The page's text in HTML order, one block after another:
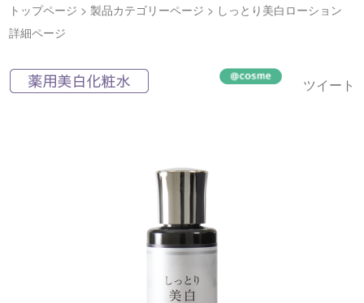
トップページ 製品カテゴリーページ
しっとり美白ローション
詳細ページ
ツイート